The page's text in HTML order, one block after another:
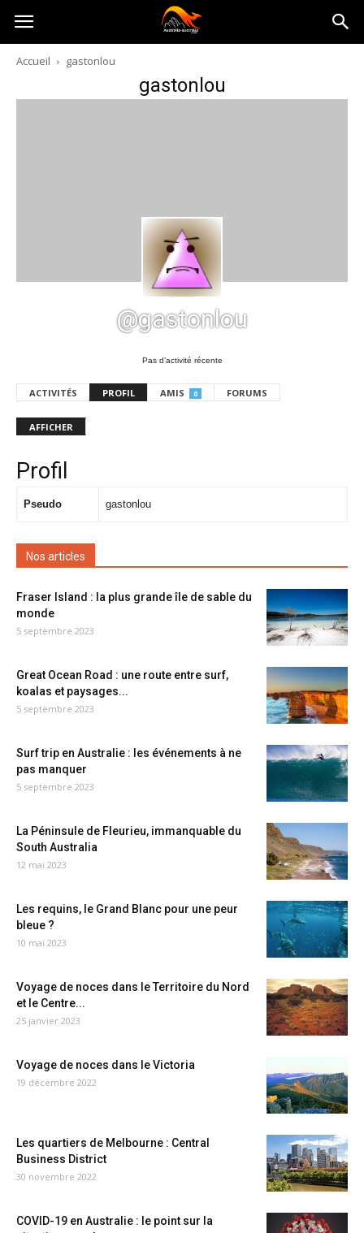
Australia-
australie.com
Accueil gastonlou
gastonlou
@gastonlou
Pas d’activité récente
ACTIVITÉS PROFIL AMIS 0 FORUMS
AFFICHER
Profil
Pseudo gastonlou
Nos articles
Fraser Island : la plus grande île de sable du
monde
5 septembre 2023
Great Ocean Road : une route entre surf,
koalas et paysages...
5 septembre 2023
Surf trip en Australie : les événements à ne
pas manquer
5 septembre 2023
La Péninsule de Fleurieu, immanquable du
South Australia
12 mai 2023
Les requins, le Grand Blanc pour une peur
bleue ?
10 mai 2023
Voyage de noces dans le Territoire du Nord
et le Centre...
25 janvier 2023
Voyage de noces dans le Victoria
19 décembre 2022
Les quartiers de Melbourne : Central
Business District
30 novembre 2022
COVID-19 en Australie : le point sur la